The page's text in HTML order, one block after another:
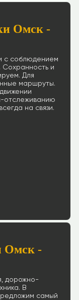
Омск -
с соблюдением
Сохранность и
Для
маршруты.
отслеживанию
на связи.
Омск -
дорожно-
В
самый